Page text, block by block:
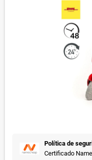
Política de
Certificado